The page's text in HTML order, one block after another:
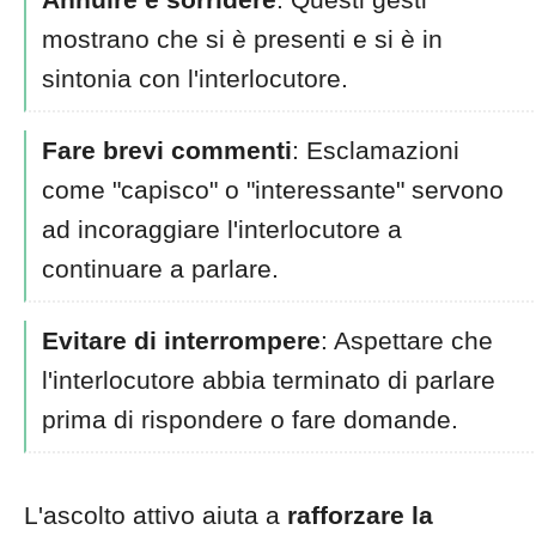
mostrano che si è presenti e si è in
sintonia con l'interlocutore.
Fare brevi commenti: Esclamazioni
come "capisco" o "interessante" servono
ad incoraggiare l'interlocutore a
continuare a parlare.
Evitare di interrompere: Aspettare che
l'interlocutore abbia terminato di parlare
prima di rispondere o fare domande.
L'ascolto attivo aiuta a rafforzare la